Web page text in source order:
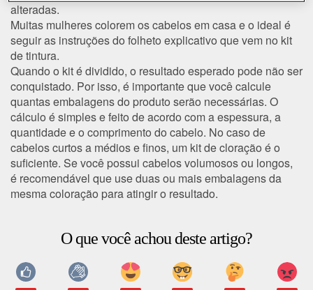
CONSULTORIA DE PRODUTOS LOREAL PARIS
alteradas.
Muitas mulheres colorem os cabelos em casa e o ideal é
seguir as instruções do folheto explicativo que vem no kit
de tintura.
Quando o kit é dividido, o resultado esperado pode não ser
conquistado. Por isso, é importante que você calcule
quantas embalagens do produto serão necessárias. O
cálculo é simples e feito de acordo com a espessura, a
quantidade e o comprimento do cabelo. No caso de
cabelos curtos a médios e finos, um kit de cloração é o
suficiente. Se você possui cabelos volumosos ou longos,
é recomendável que use duas ou mais embalagens da
mesma coloração para atingir o resultado.
O que você achou deste artigo?